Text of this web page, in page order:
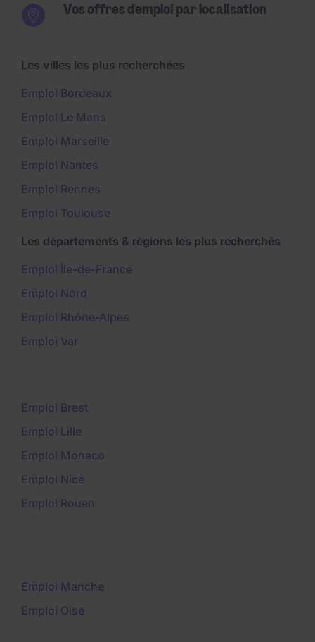
Vos offres d'emploi par localisation
Les villes les plus recherchées
Emploi Bordeaux
Emploi Le Mans
Emploi Marseille
Emploi Nantes
Emploi Rennes
Emploi Toulouse
Les départements & régions les plus recherchés
Emploi Île-de-France
Emploi Nord
Emploi Rhône-Alpes
Emploi Var
Emploi Brest
Emploi Lille
Emploi Monaco
Emploi Nice
Emploi Rouen
Emploi Manche
Emploi Oise